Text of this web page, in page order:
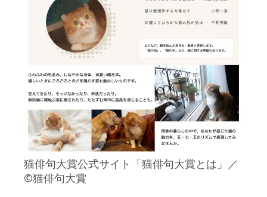
猫俳句大賞公式サイト「猫俳句大賞とは」／
©猫俳句大賞